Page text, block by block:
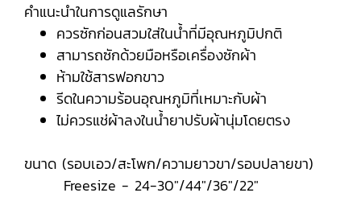
คำแนะนำในการดูแลรักษา
ควรซักก่อนสวมใส่ในน้ำที่มีอุณหภูมิปกติ
สามารถซักด้วยมือหรือเครื่องซักผ้า
ห้ามใช้สารฟอกขาว
รีดในความร้อนอุณหภูมิที่เหมาะกับผ้า
ไม่ควรแช่ผ้าลงในน้ำยาปรับผ้านุ่มโดยตรง
ขนาด (รอบเอว/สะโพก/ความยาวขา/รอบปลายขา)
Freesize - 24-30"/44"/36"/22"